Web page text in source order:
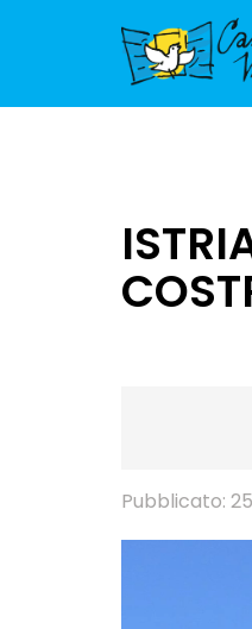
Pubblicato: